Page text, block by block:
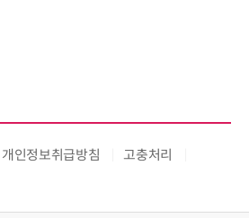
개인정보취급방침
고충처리